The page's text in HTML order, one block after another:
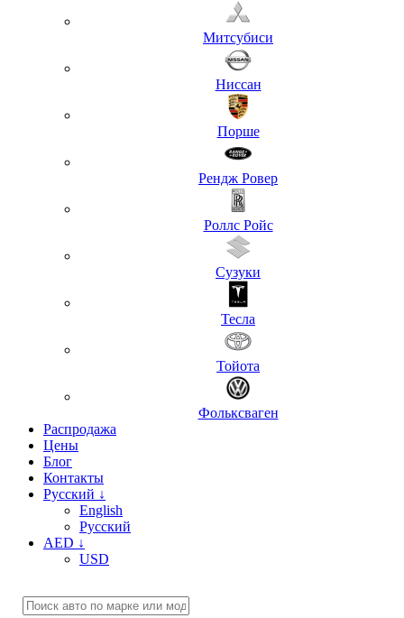
Митсубиси
Ниссан
Порше
Рендж Ровер
Роллс Ройс
Сузуки
Тесла
Тойота
Фольксваген
Распродажа
Цены
Блог
Контакты
Русский ↓
English
Русский
AED ↓
USD